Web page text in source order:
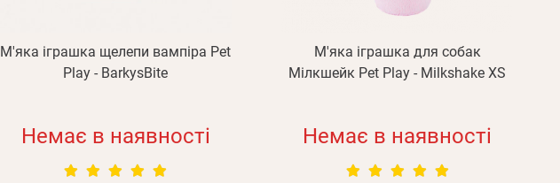
М'яка іграшка щелепи вампіра Pet
Play - BarkysBite
Немає в наявності
М'яка іграшка для собак
Мілкшейк Pet Play - Milkshake XS
Немає в наявності